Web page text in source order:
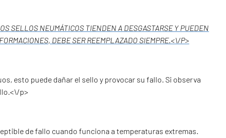
SELLOS NEUMÁTICOS TIENDEN A DESGASTARSE Y PUEDEN
DEBE SER REEMPLAZADO SIEMPRE.<\/P>
esto puede dañar el sello y provocar su fallo. Si observa
p>
de fallo cuando funciona a temperaturas extremas.